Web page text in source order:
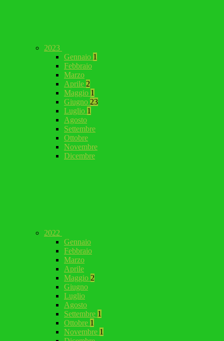
2023
Gennaio 1
Febbraio
Marzo
Aprile 2
Maggio 1
Giugno 23
Luglio 1
Agosto
Settembre
Ottobre
Novembre
Dicembre
2022
Gennaio
Febbraio
Marzo
Aprile
Maggio 2
Giugno
Luglio
Agosto
Settembre 1
Ottobre 1
Novembre 1